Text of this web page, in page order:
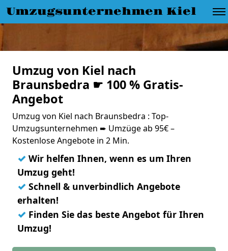
Umzugsunternehmen Kiel
Umzug von Kiel nach
Braunsbedra ☛ 100 % Gratis-
Angebot
Umzug von Kiel nach Braunsbedra : Top-
Umzugsunternehmen ➨ Umzüge ab 95€ –
Kostenlose Angebote in 2 Min.
✓ Wir helfen Ihnen, wenn es um Ihren
Umzug geht!
✓ Schnell & unverbindlich Angebote
erhalten!
✓ Finden Sie das beste Angebot für Ihren
Umzug!